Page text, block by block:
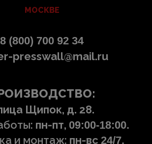
МОСКВЕ
8 (800) 700 92 34
presswall@mail.ru
Щипок, д. 28.
пн-пт, 09:00-18:00.
и монтаж: пн-вс 24/7.